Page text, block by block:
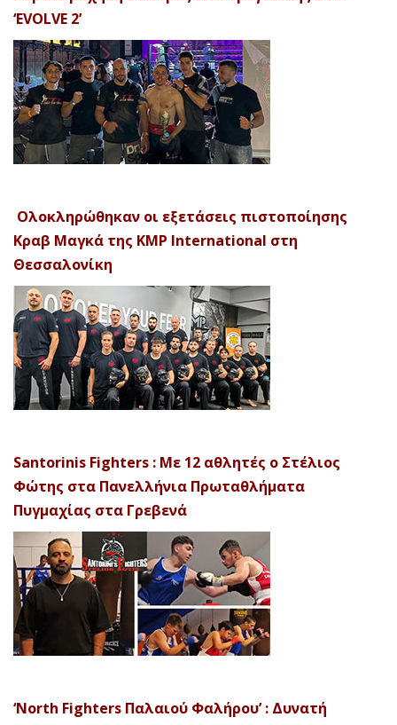
‘EVOLVE 2’
Ολοκληρώθηκαν οι εξετάσεις πιστοποίησης
Κραβ Μαγκά της KMP International στη
Θεσσαλονίκη
Santorinis Fighters : Με 12 αθλητές ο Στέλιος
Φώτης στα Πανελλήνια Πρωταθλήματα
Πυγμαχίας στα Γρεβενά
‘North Fighters Παλαιού Φαλήρου’ : Δυνατή